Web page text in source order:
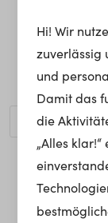
Ups, die
Möchtest du
Hi! Wir
zuverlässig
und
Damit das
die
„Alles